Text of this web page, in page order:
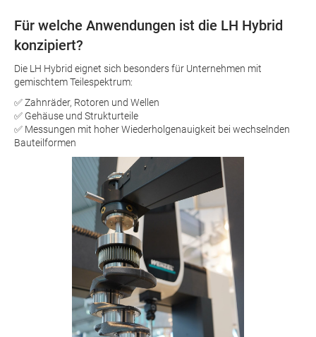
Für welche Anwendungen ist die LH Hybrid
konzipiert?
Die LH Hybrid eignet sich besonders für Unternehmen mit
gemischtem Teilespektrum:
✅ Zahnräder, Rotoren und Wellen
✅ Gehäuse und Strukturteile
✅ Messungen mit hoher Wiederholgenauigkeit bei wechselnden
Bauteilformen